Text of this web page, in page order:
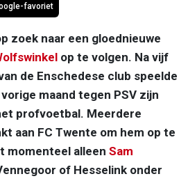
favoriet
zoek naar een gloednieuwe
op te volgen. Na vijf
de Enschedese club speelde
maand tegen PSV zijn
profvoetbal. Meerdere
aan FC Twente om hem op te
momenteel alleen Sam
of Hesselink onder